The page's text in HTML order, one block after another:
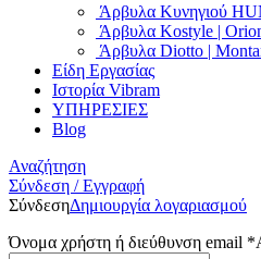
Άρβυλα Κυνηγιού
Άρβυλα Kostyle |
Άρβυλα Diotto |
Είδη Εργασίας
Ιστορία Vibram
ΥΠΗΡΕΣΙΕΣ
Blog
Αναζήτηση
Σύνδεση / Εγγραφή
ΣύνδεσηΔημιουργία λογαριασμού
Όνομα χρήστη ή διεύθυνση email *